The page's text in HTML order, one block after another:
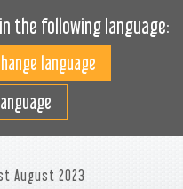
the following language:
August 2023